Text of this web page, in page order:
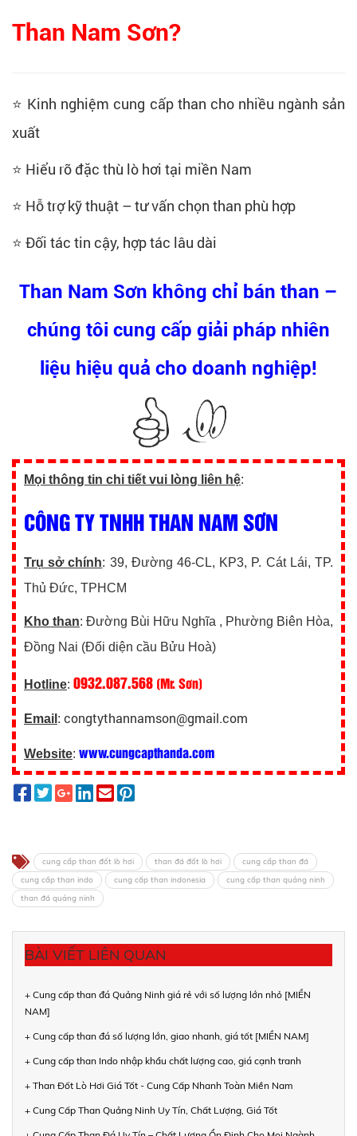
Than Nam Sơn?
⭐ Kinh nghiệm cung cấp than cho nhiều ngành sản
xuất
⭐ Hiểu rõ đặc thù lò hơi tại miền Nam
⭐ Hỗ trợ kỹ thuật – tư vấn chọn than phù hợp
⭐ Đối tác tin cậy, hợp tác lâu dài
Than Nam Sơn không chỉ bán than –
chúng tôi cung cấp giải pháp nhiên
liệu hiệu quả cho doanh nghiệp!
Mọi thông tin chi tiết vui lòng liên hệ:
CÔNG TY TNHH THAN NAM SƠN
Trụ sở chính: 39, Đường 46-CL, KP3, P. Cát Lái, TP.
Thủ Đức, TPHCM
Kho than: Đường Bùi Hữu Nghĩa , Phường Biên Hòa,
Đồng Nai (Đối diện cầu Bửu Hoà)
Hotline: 0932.087.568 (Mr. Sơn)
Email : congtythannamson@gmail.com
Website: www.cungcapthanda.com
cung cấp than đốt lò hơi than đá đốt lò hơi
cung cấp than đá
cung cấp than indo
cung cấp than indonesia
cung cấp than quảng ninh
than đá quảng ninh
BÀI VIẾT LIÊN QUAN
+ Cung cấp than đá Quảng Ninh giá rẻ với số lượng lớn nhỏ [MIỀN
NAM]
+ Cung cấp than đá số lượng lớn, giao nhanh, giá tốt [MIỀN NAM]
+ Cung cấp than Indo nhập khẩu chất lượng cao, giá cạnh tranh
+ Than Đốt Lò Hơi Giá Tốt - Cung Cấp Nhanh Toàn Miền Nam
+ Cung Cấp Than Quảng Ninh Uy Tín, Chất Lượng, Giá Tốt